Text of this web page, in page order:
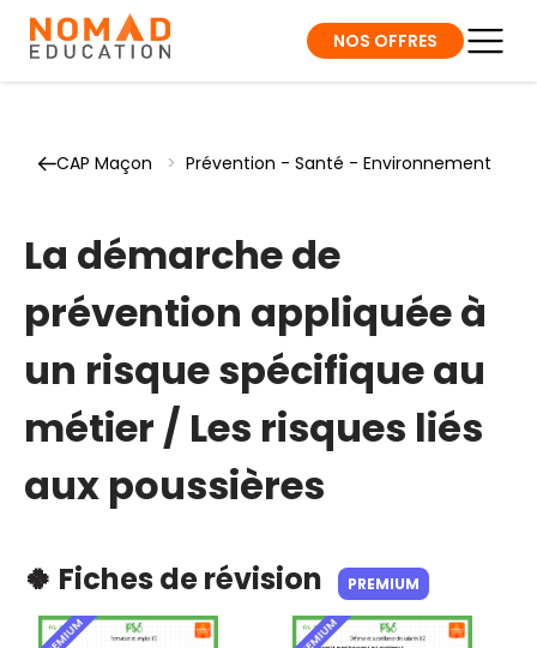
NOS OFFRES
CAP Maçon > Prévention - Santé - Environnement
La démarche de
prévention appliquée à
un risque spécifique au
métier / Les risques liés
aux poussières
🍀 Fiches de révision PREMIUM